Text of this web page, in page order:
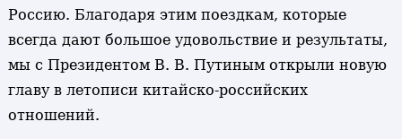
Россию. Благодаря этим поездкам, которые
всегда дают большое удовольствие и результаты,
мы с Президентом В. В. Путиным открыли новую
главу в летописи китайско-российских
отношений.